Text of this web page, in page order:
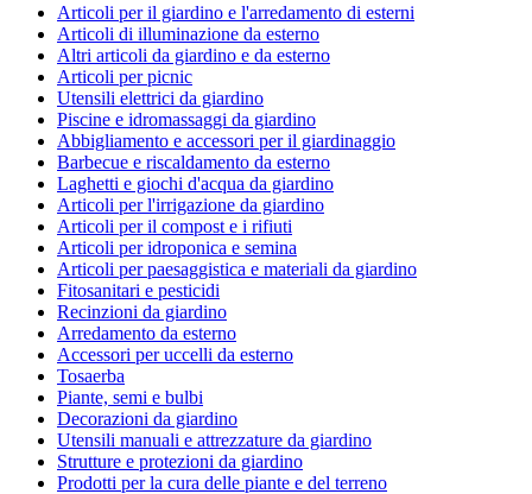
Articoli per il giardino e l'arredamento di esterni
Articoli di illuminazione da esterno
Altri articoli da giardino e da esterno
Articoli per picnic
Utensili elettrici da giardino
Piscine e idromassaggi da giardino
Abbigliamento e accessori per il giardinaggio
Barbecue e riscaldamento da esterno
Laghetti e giochi d'acqua da giardino
Articoli per l'irrigazione da giardino
Articoli per il compost e i rifiuti
Articoli per idroponica e semina
Articoli per paesaggistica e materiali da giardino
Fitosanitari e pesticidi
Recinzioni da giardino
Arredamento da esterno
Accessori per uccelli da esterno
Tosaerba
Piante, semi e bulbi
Decorazioni da giardino
Utensili manuali e attrezzature da giardino
Strutture e protezioni da giardino
Prodotti per la cura delle piante e del terreno